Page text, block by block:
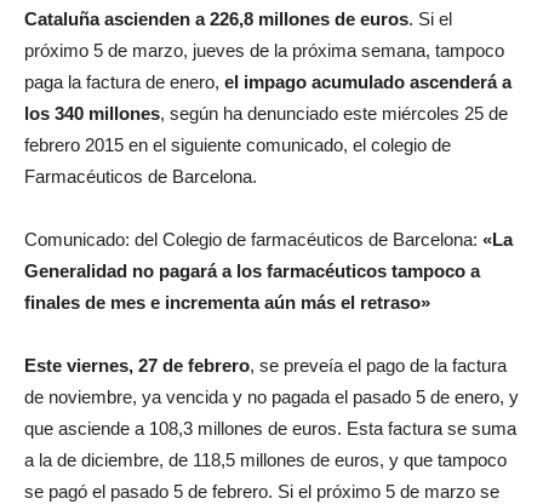
Cataluña ascienden a 226,8 millones de euros. Si el
próximo 5 de marzo, jueves de la próxima semana, tampoco
paga la factura de enero, el impago acumulado ascenderá a
los 340 millones, según ha denunciado este miércoles 25 de
febrero 2015 en el siguiente comunicado, el colegio de
Farmacéuticos de Barcelona.
Comunicado: del Colegio de farmacéuticos de Barcelona: «La
Generalidad no pagará a los farmacéuticos tampoco a
finales de mes e incrementa aún más el retraso»
Este viernes, 27 de febrero, se preveía el pago de la factura
de noviembre, ya vencida y no pagada el pasado 5 de enero, y
que asciende a 108,3 millones de euros. Esta factura se suma
a la de diciembre, de 118,5 millones de euros, y que tampoco
se pagó el pasado 5 de febrero. Si el próximo 5 de marzo se